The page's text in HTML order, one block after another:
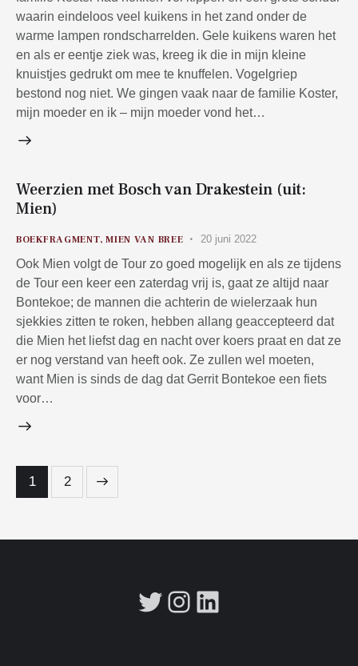
waarin eindeloos veel kuikens in het zand onder de
warme lampen rondscharrelden. Gele kuikens waren het
en als er eentje ziek was, kreeg ik die in mijn kleine
knuistjes gedrukt om mee te knuffelen. Vogelgriep
bestond nog niet. We gingen vaak naar de familie Koster,
mijn moeder en ik – mijn moeder vond het…
Weerzien met Bosch van Drakestein (uit:
Mien)
BOEKFRAGMENT,MIEN VAN BREE 20 juni 2022
Ook Mien volgt de Tour zo goed mogelijk en als ze tijdens
de Tour een keer een zaterdag vrij is, gaat ze altijd naar
Bontekoe; de mannen die achterin de wielerzaak hun
sjekkies zitten te roken, hebben allang geaccepteerd dat
die Mien het liefst dag en nacht over koers praat en dat ze
er nog verstand van heeft ook. Ze zullen wel moeten,
want Mien is sinds de dag dat Gerrit Bontekoe een fiets
voor…
Berichten
paginering
Page
1 Page
2
Twitter
Instagram
LinkedIn